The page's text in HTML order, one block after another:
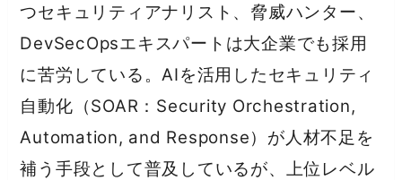
つセキュリティアナリスト、脅威ハンター、
DevSecOpsエキスパートは大企業でも採用
に苦労している。AIを活用したセキュリティ
自動化（SOAR：Security Orchestration,
Automation, and Response）が人材不足を
補う手段として普及しているが、上位レベル